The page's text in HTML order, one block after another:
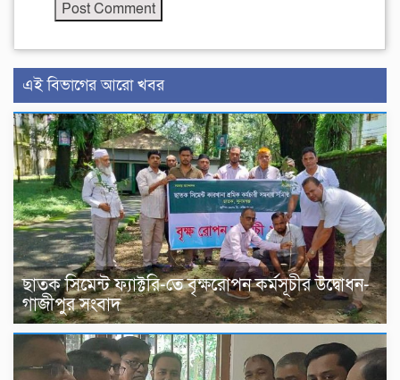
এই বিভাগের আরো খবর
ছাতক সিমেন্ট ফ্যাক্টরি-তে বৃক্ষরোপন কর্মসূচীর উদ্বোধন-
গাজীপুর সংবাদ